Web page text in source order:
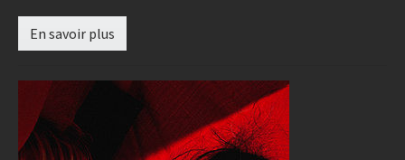
En savoir plus